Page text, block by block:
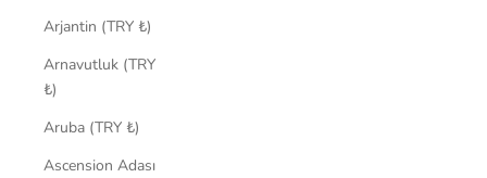
Arjantin (TRY ₺)
Arnavutluk (TRY
₺)
Aruba (TRY ₺)
Ascension Adası